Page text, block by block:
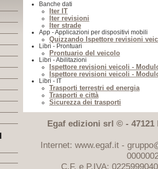
Banche dati
Iter IT
Iter revisioni
Iter strade
App - Applicazioni per dispositivi mobili
Quizzando Ispettore revisioni
Libri - Prontuari
Prontuario del veicolo
Libri - Abilitazioni
Ispettore revisioni veicoli -
Ispettore revisioni veicoli -
Libri - IT
Trasporti terrestri ed energia
Trasporti e città
Sicurezza dei trasporti
Egaf edizioni srl © - 47121
Internet: www.egaf.it -
C.F. e P.IVA: